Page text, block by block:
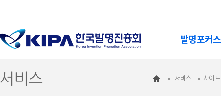
발명포커스
서비스 서비스 사이